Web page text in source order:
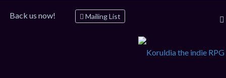
Mailing List
Back us now!